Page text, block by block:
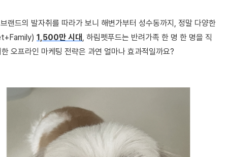
랜드의 발자취를 따라가 보니 해변가부터 성수동까지, 정말 다양한
1,500만 시대 , 하림펫푸드는 반려가족 한 명 한 명을 직
오프라인 마케팅 전략은 과연 얼마나 효과적일까요?